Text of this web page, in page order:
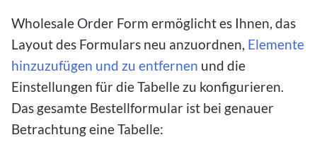
Wholesale Order Form ermöglicht es Ihnen, das
Layout des Formulars neu anzuordnen, Elemente
hinzuzufügen und zu entfernen und die
Einstellungen für die Tabelle zu konfigurieren.
Das gesamte Bestellformular ist bei genauer
Betrachtung eine Tabelle: